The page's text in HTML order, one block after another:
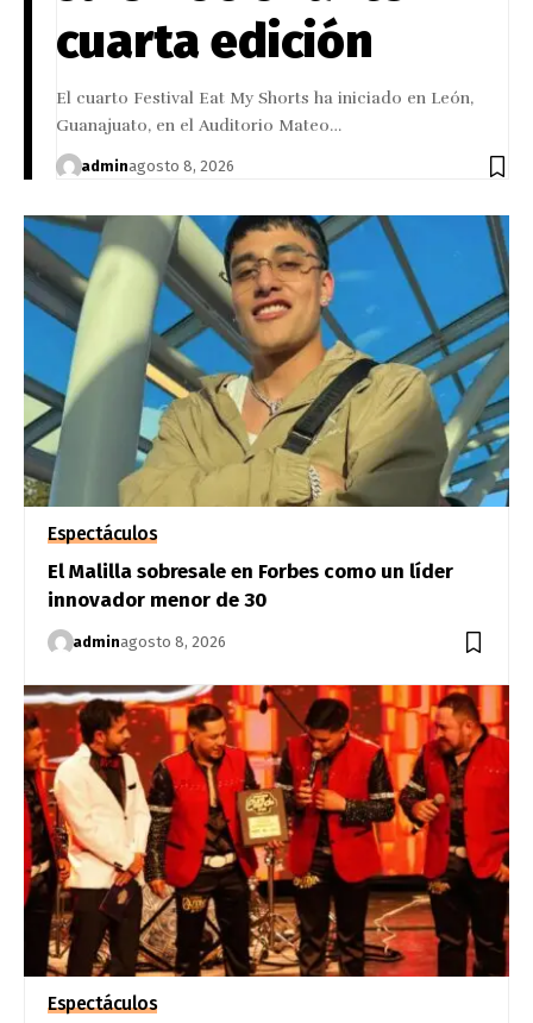
cuarta edición
El cuarto Festival Eat My Shorts ha iniciado en León,
Guanajuato, en el Auditorio Mateo…
adminagosto 8, 2026
Espectáculos
El Malilla sobresale en Forbes como un líder
innovador menor de 30
adminagosto 8, 2026
Espectáculos